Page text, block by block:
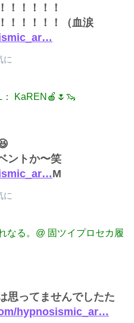
！！！！！
！！！！！（血涙
に
KaREN🍎🌷🦦
ントか〜笑
M
に
なる。@ 固ツイプロセカ履
思ってませんでしたた
hypnosismic_ar…